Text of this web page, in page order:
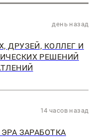
день назад
ДРУЗЕЙ, КОЛЛЕГ И
РЕШЕНИЙ
14 часов назад
ЗАРАБОТКА